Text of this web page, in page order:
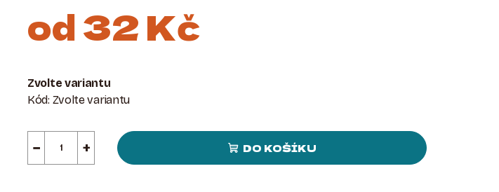
od32 Kč
cena:
Zvolte variantu
Kód: Zvolte variantu
+
− DO KOŠÍKU